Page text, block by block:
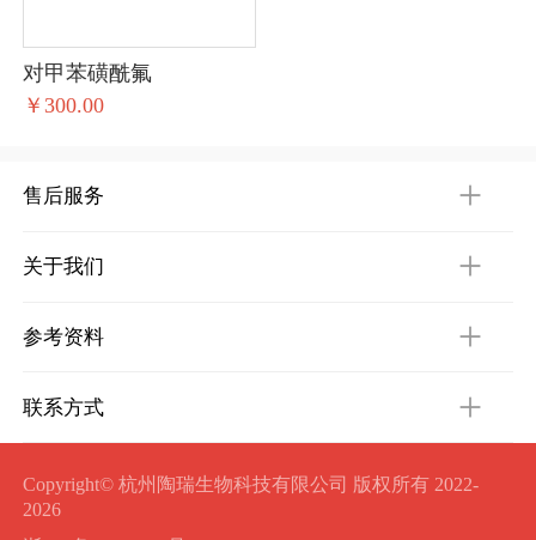
对甲苯磺酰氟
￥300.00
售后服务
关于我们
参考资料
联系方式
Copyright© 杭州陶瑞生物科技有限公司 版权所有 2022-
2026